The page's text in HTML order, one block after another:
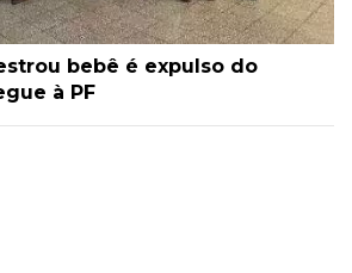
bebê é expulso do
à PF